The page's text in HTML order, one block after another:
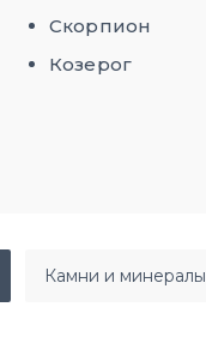
Скорпион
Козерог
камни и минералы